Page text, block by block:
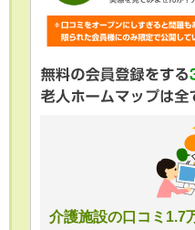
介護施設の口コミ1.7